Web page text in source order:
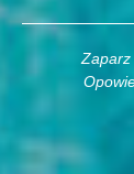
Zaparz